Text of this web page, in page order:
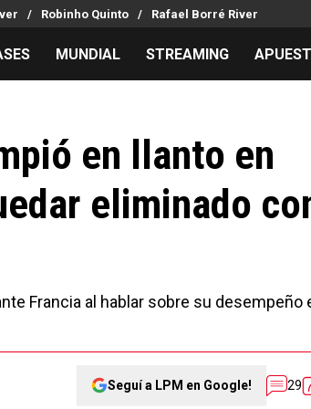
Robinho Quinto Rafael Borré River
Streaming
Entradas
Hinchas
Los goles de River
Guías
MUNDIAL STREAMING
en llanto en
eliminado
Francia al hablar sobre su desempeño
Seguí a LPM en Google! 29